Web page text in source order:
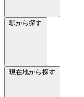
駅から探す
現在地から探す